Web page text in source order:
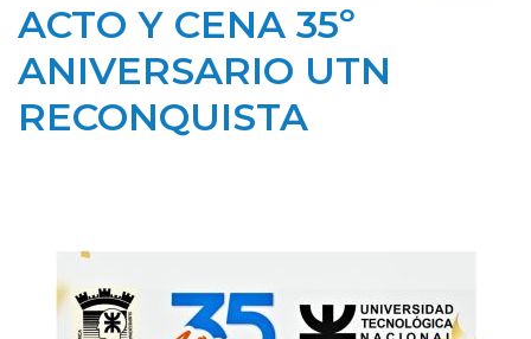
ACTO Y CENA 35º
ANIVERSARIO UTN
RECONQUISTA